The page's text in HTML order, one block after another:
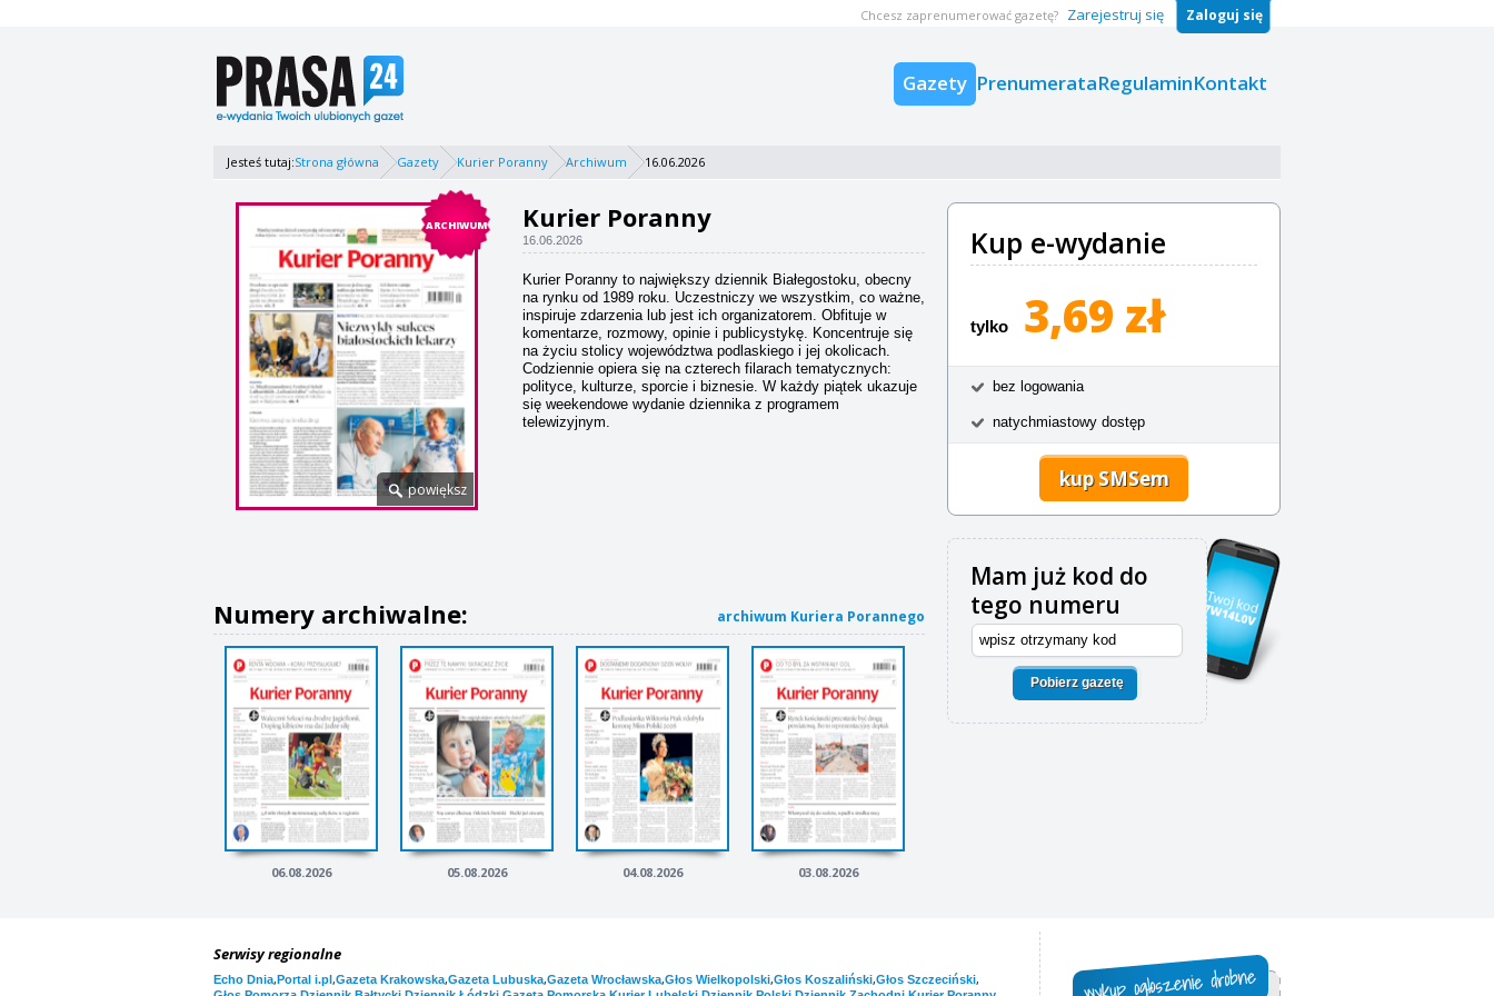
Gazety PrenumerataRegulaminKontakt
Chcesz zaprenumerować gazetę? Zarejestruj się Zaloguj się
Jesteś tutaj:Strona główna Gazety Kurier Poranny Archiwum 16.06.2026
ARCHIWUM
powiększ
Kurier Poranny
16.06.2026
Kurier Poranny to największy dziennik Białegostoku, obecny
na rynku od 1989 roku. Uczestniczy we wszystkim, co ważne,
inspiruje zdarzenia lub jest ich organizatorem. Obfituje w
komentarze, rozmowy, opinie i publicystykę. Koncentruje się
na życiu stolicy województwa podlaskiego i jej okolicach.
Codziennie opiera się na czterech filarach tematycznych:
polityce, kulturze, sporcie i biznesie. W każdy piątek ukazuje
się weekendowe wydanie dziennika z programem
telewizyjnym.
Kup e-wydanie
tylko 3,69 zł
bez logowania
natychmiastowy dostęp
kup SMSem
Mam już kod do
tego numeru
Pobierz gazetę
Numery archiwalne: archiwum Kuriera Porannego
06.08.2026 05.08.2026 04.08.2026 03.08.2026
Serwisy regionalne
Echo Dnia,Portal i.pl,Gazeta Krakowska,Gazeta Lubuska,Gazeta Wrocławska,Głos Wielkopolski,Głos Koszaliński,Głos Szczeciński,